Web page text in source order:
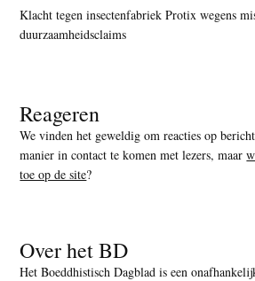
Klacht tegen insectenfabriek Protix wegens
duurzaamheidsclaims
Reageren
We vinden het geweldig om reacties op
manier in contact te komen met lezers, maar
toe op de site?
Over het BD
Het Boeddhistisch Dagblad is een